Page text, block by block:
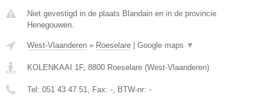
Niet gevestigd in de plaats Blandain en in de provincie
Henegouwen.
West-Vlaanderen » Roeselare Google maps ▼
KOLENKAAI 1F, 8800 Roeselare (West-Vlaanderen)
Tel: 051 43 47 51 , Fax: - , BTW-nr: -